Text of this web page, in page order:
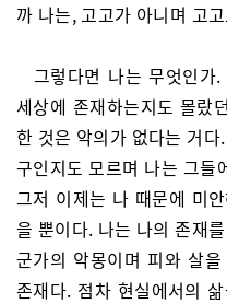
까 나는, 고고가 아니며 고
그렇다면 나는 무엇인가
세상에 존재하는지도 몰랐
한 것은 악의가 없다는 거
구인지도 모르며 나는 그들
그저 이제는 나 때문에 미
을 뿐이다. 나는 나의 존재
군가의 악몽이며 피와 살
존재다. 점차 현실에서의